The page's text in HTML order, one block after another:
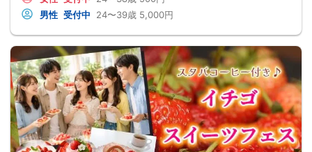
男性 受付中 24〜39歳 5,000円